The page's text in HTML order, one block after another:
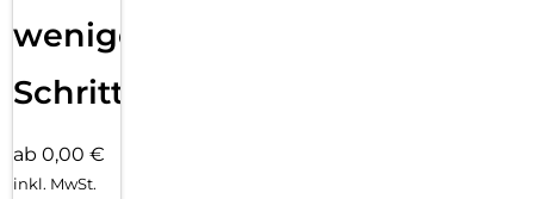
wenigen
Schritten
ab 0,00 €
inkl. MwSt.